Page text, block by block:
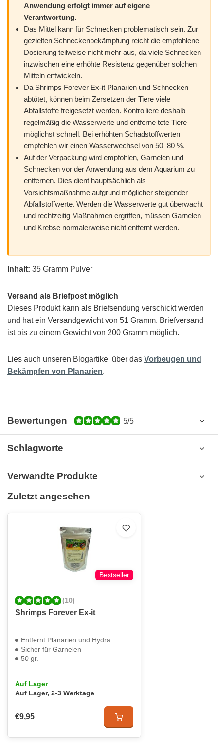
Anwendung erfolgt immer auf eigene
Verantwortung.
Das Mittel kann für Schnecken problematisch sein. Zur
gezielten Schneckenbekämpfung reicht die empfohlene
Dosierung teilweise nicht mehr aus, da viele Schnecken
inzwischen eine erhöhte Resistenz gegenüber solchen
Mitteln entwickeln.
Da Shrimps Forever Ex-it Planarien und Schnecken
abtötet, können beim Zersetzen der Tiere viele
Abfallstoffe freigesetzt werden. Kontrolliere deshalb
regelmäßig die Wasserwerte und entferne tote Tiere
möglichst schnell. Bei erhöhten Schadstoffwerten
empfehlen wir einen Wasserwechsel von 50–80 %.
Auf der Verpackung wird empfohlen, Garnelen und
Schnecken vor der Anwendung aus dem Aquarium zu
entfernen. Dies dient hauptsächlich als
Vorsichtsmaßnahme aufgrund möglicher steigender
Abfallstoffwerte. Werden die Wasserwerte gut überwacht
und rechtzeitig Maßnahmen ergriffen, müssen Garnelen
und Krebse normalerweise nicht entfernt werden.
Inhalt: 35 Gramm Pulver
Versand als Briefpost möglich
Dieses Produkt kann als Briefsendung verschickt werden
und hat ein Versandgewicht von 51 Gramm. Briefversand
ist bis zu einem Gewicht von 200 Gramm möglich.
Lies auch unseren Blogartikel über das Vorbeugen und
Bekämpfen von Planarien.
Bewertungen 5/5
Schlagworte
Verwandte Produkte
Zuletzt angesehen
Bestseller
(10)
Shrimps Forever Ex-it
Entfernt Planarien und Hydra
Sicher für Garnelen
50 gr.
Auf Lager
Auf Lager, 2-3 Werktage
€9,95